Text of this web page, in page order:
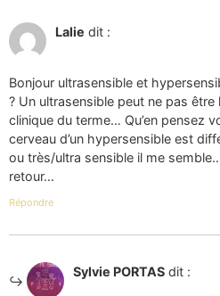
Lalie dit :
Bonjour ultrasensible et
? Un ultrasensible peut ne pas
clinique du terme… Qu’en pensez
cerveau d’un hypersensible est
ou très/ultra sensible il me
retour…
Répondre
Sylvie PORTAS dit :